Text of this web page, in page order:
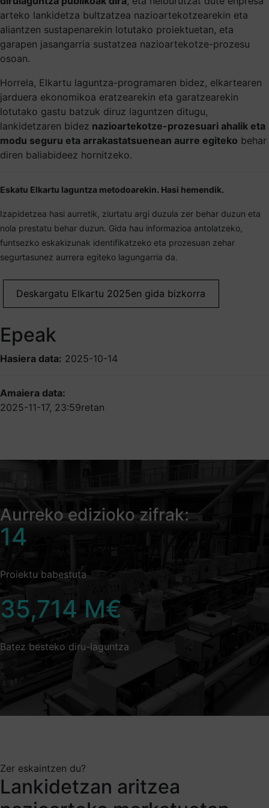
arteko lankidetza bultzatzea nazioartekotzearekin eta
aliantzen sustapenarekin lotutako proiektuetan, eta
garapen jasangarria sustatzea nazioartekotze-prozesu
osoan.
Horrela, Elkartu laguntza-programaren bidez, elkartearen
jarduera ekonomikoa eratzearekin eta garatzearekin
lotutako gastu batzuk diruz laguntzen ditugu,
lankidetzaren bidez nazioartekotze-prozesuari ahalik eta
modu seguru eta arrakastatsuenean aurre egiteko behar
diren baliabideez hornitzeko.
Eskatu Elkartu laguntza metodoarekin. Hasi hemendik.
Izapidetzea hasi aurretik, ziurtatu argi duzula zer behar duzun eta
nola prestatu behar duzun. Gida hau informazioa antolatzeko,
funtsezko eskakizunak identifikatzeko eta prozesuan zehar
segurtasunez aurrera egiteko lagungarria da.
Deskargatu Elkartu 2025en gida bizkorra
Epeak
Hasiera data: 2025-10-14
Amaiera data:
2025-11-17, 23:59retan
Aurreko edizioko zifrak:
14
Proiektu babestuta
35,714 M€
Batez besteko diru-laguntza
Zer eskaintzen du?
Lankidetzan aritzea